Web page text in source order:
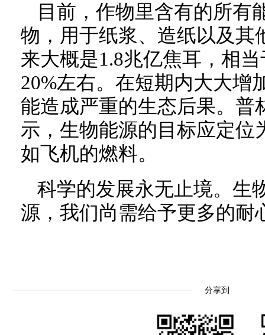
目前，作物里含有的所有
物，用于纸浆、造纸以及其
来大概是1.8兆亿焦耳，相
20%左右。在短期内大大增
能造成严重的生态后果。普
示，生物能源的目标应定位
如飞机的燃料。
科学的发展永无止境。生
源，我们尚需给予更多的耐
分享到